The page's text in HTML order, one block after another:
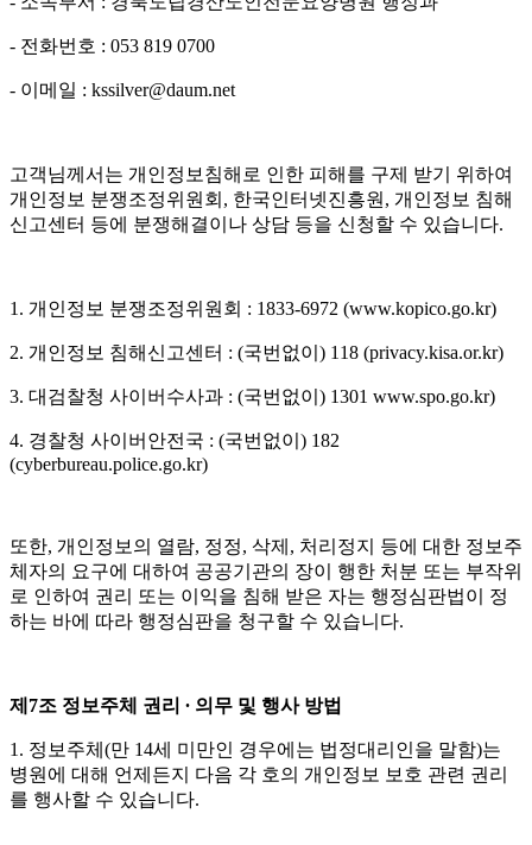
- 전화번호 : 053 819 0700
- 이메일 : kssilver@daum.net
고객님께서는 개인정보침해로 인한 피해를 구제 받기 위하여
개인정보 분쟁조정위원회 , 한국인터넷진흥원 , 개인정보 침해
신고센터 등에 분쟁해결이나 상담 등을 신청할 수 있습니다.
1. 개인정보 분쟁조정위원회 : 1833-6972 (www.kopico.go.kr)
2. 개인정보 침해신고센터 : (국번없이 ) 118 (privacy.kisa.or.kr)
3. 대검찰청 사이버수사과 : (국번없이 ) 1301 www.spo.go.kr)
4. 경찰청 사이버안전국 : (국번없이 ) 182
(cyberbureau.police.go.kr)
또한, 개인정보의 열람, 정정, 삭제 , 처리정지 등에 대한 정보주
체자의 요구에 대하여 공공기관의 장이 행한 처분 또는 부작위
로 인하여 권리 또는 이익을 침해 받은 자는 행정심판법이 정
하는 바에 따라 행정심판을 청구할 수 있습니다.
제 7조 정보주체 권리 ∙ 의무 및 행사 방법
1. 정보주체 (만 14세 미만인 경우에는 법정대리인을 말함)는
병원에 대해 언제든지 다음 각 호의 개인정보 보호 관련 권리
를 행사할 수 있습니다.